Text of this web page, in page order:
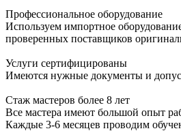
Профессиональное оборудование
Используем импортное
проверенных поставщиков
Услуги сертифицированы
Имеются нужные документы и
Стаж мастеров более 8 лет
Все мастера имеют большой опыт
Каждые 3-6 месяцев проводим